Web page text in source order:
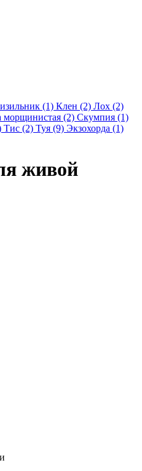
(1) Клен (2) Лох (2)
морщинистая (2) Скумпия (1)
Тис (2) Туя (9) Экзохорда (1)
живой